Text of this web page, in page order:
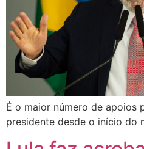
É o maior número de apoios
presidente desde o início do